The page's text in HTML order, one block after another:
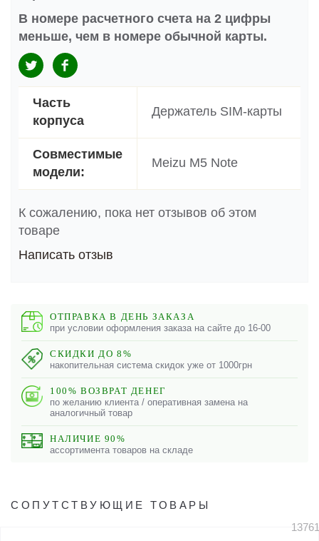
В номере расчетного счета на 2 цифры
меньше, чем в номере обычной карты.
Часть
корпуса
Держатель SIM-карты
Совместимые
модели:
Meizu M5 Note
К сожалению, пока нет отзывов об этом
товаре
Написать отзыв
ОТПРАВКА В ДЕНЬ ЗАКАЗА
при условии оформления заказа на сайте до 16-00
СКИДКИ ДО 8%
накопительная система скидок уже от 1000грн
100% ВОЗВРАТ ДЕНЕГ
по желанию клиента / оперативная замена на
аналогичный товар
НАЛИЧИЕ 90%
ассортимента товаров на складе
СОПУТСТВУЮЩИЕ ТОВАРЫ